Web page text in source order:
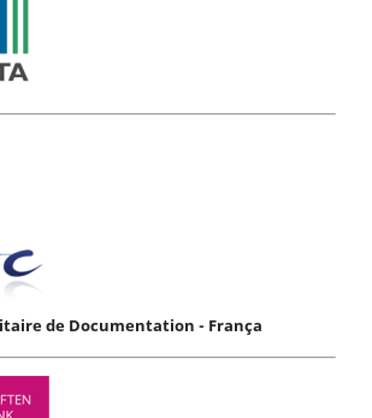
de Documentation - França